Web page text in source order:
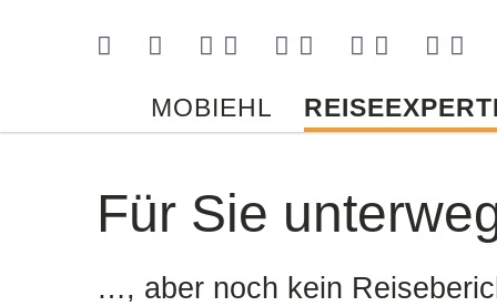
MOBIEHL
Für Sie
…, aber noch kein